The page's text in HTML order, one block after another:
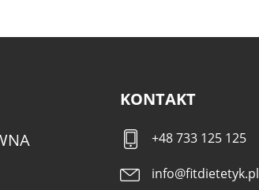
KONTAKT
+48 733 125 125
info@fitdietetyk.pl